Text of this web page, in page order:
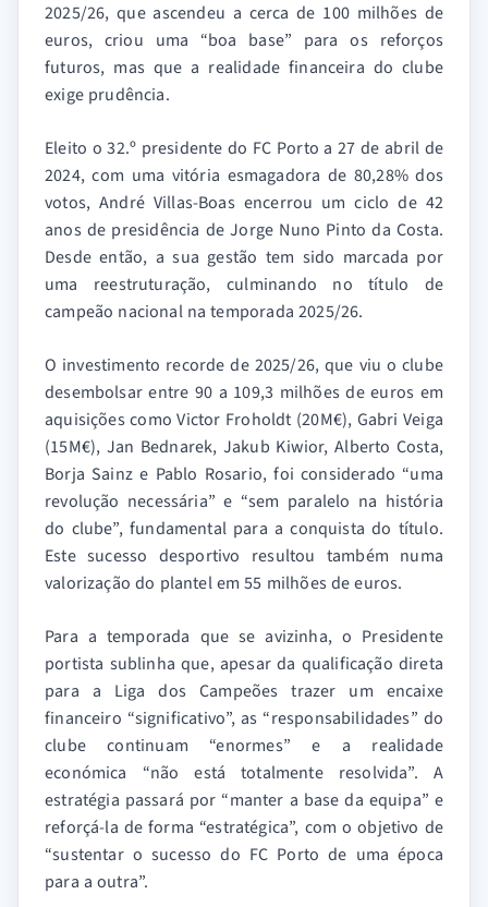
2025/26, que ascendeu a cerca de 100 milhões de
euros, criou uma “boa base” para os reforços
futuros, mas que a realidade financeira do clube
exige prudência.
Eleito o 32.º presidente do FC Porto a 27 de abril de
2024, com uma vitória esmagadora de 80,28% dos
votos, André Villas-Boas encerrou um ciclo de 42
anos de presidência de Jorge Nuno Pinto da Costa.
Desde então, a sua gestão tem sido marcada por
uma reestruturação, culminando no título de
campeão nacional na temporada 2025/26.
O investimento recorde de 2025/26, que viu o clube
desembolsar entre 90 a 109,3 milhões de euros em
aquisições como Victor Froholdt (20M€), Gabri Veiga
(15M€), Jan Bednarek, Jakub Kiwior, Alberto Costa,
Borja Sainz e Pablo Rosario, foi considerado “uma
revolução necessária” e “sem paralelo na história
do clube”, fundamental para a conquista do título.
Este sucesso desportivo resultou também numa
valorização do plantel em 55 milhões de euros.
Para a temporada que se avizinha, o Presidente
portista sublinha que, apesar da qualificação direta
para a Liga dos Campeões trazer um encaixe
financeiro “significativo”, as “responsabilidades” do
clube continuam “enormes” e a realidade
económica “não está totalmente resolvida”. A
estratégia passará por “manter a base da equipa” e
reforçá-la de forma “estratégica”, com o objetivo de
“sustentar o sucesso do FC Porto de uma época
para a outra”.